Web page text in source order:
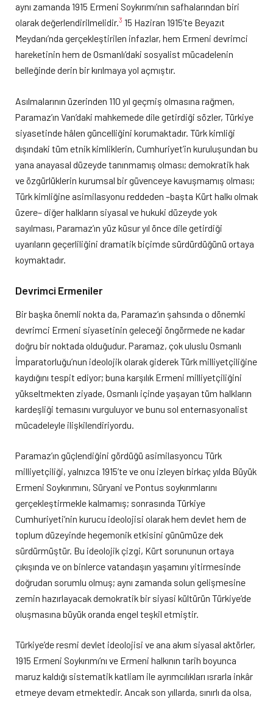
aynı zamanda 1915 Ermeni Soykırımı’nın safhalarından biri
olarak değerlendirilmelidir.3 15 Haziran 1915’te Beyazıt
Meydanı’nda gerçekleştirilen infazlar, hem Ermeni devrimci
hareketinin hem de Osmanlı’daki sosyalist mücadelenin
belleğinde derin bir kırılmaya yol açmıştır.
Asılmalarının üzerinden 110 yıl geçmiş olmasına rağmen,
Paramaz’ın Van’daki mahkemede dile getirdiği sözler, Türkiye
siyasetinde hâlen güncelliğini korumaktadır. Türk kimliği
dışındaki tüm etnik kimliklerin, Cumhuriyet’in kuruluşundan bu
yana anayasal düzeyde tanınmamış olması; demokratik hak
ve özgürlüklerin kurumsal bir güvenceye kavuşmamış olması;
Türk kimliğine asimilasyonu reddeden –başta Kürt halkı olmak
üzere– diğer halkların siyasal ve hukuki düzeyde yok
sayılması, Paramaz’ın yüz küsur yıl önce dile getirdiği
uyarıların geçerliliğini dramatik biçimde sürdürdüğünü ortaya
koymaktadır.
Devrimci Ermeniler
Bir başka önemli nokta da, Paramaz’ın şahsında o dönemki
devrimci Ermeni siyasetinin geleceği öngörmede ne kadar
doğru bir noktada olduğudur. Paramaz, çok uluslu Osmanlı
İmparatorluğu’nun ideolojik olarak giderek Türk milliyetçiliğine
kaydığını tespit ediyor; buna karşılık Ermeni milliyetçiliğini
yükseltmekten ziyade, Osmanlı içinde yaşayan tüm halkların
kardeşliği temasını vurguluyor ve bunu sol enternasyonalist
mücadeleyle ilişkilendiriyordu.
Paramaz’ın güçlendiğini gördüğü asimilasyoncu Türk
milliyetçiliği, yalnızca 1915’te ve onu izleyen birkaç yılda Büyük
Ermeni Soykırımını, Süryani ve Pontus soykırımlarını
gerçekleştirmekle kalmamış; sonrasında Türkiye
Cumhuriyeti’nin kurucu ideolojisi olarak hem devlet hem de
toplum düzeyinde hegemonik etkisini günümüze dek
sürdürmüştür. Bu ideolojik çizgi, Kürt sorununun ortaya
çıkışında ve on binlerce vatandaşın yaşamını yitirmesinde
doğrudan sorumlu olmuş; aynı zamanda solun gelişmesine
zemin hazırlayacak demokratik bir siyasi kültürün Türkiye’de
oluşmasına büyük oranda engel teşkil etmiştir.
Türkiye’de resmi devlet ideolojisi ve ana akım siyasal aktörler,
1915 Ermeni Soykırımı’nı ve Ermeni halkının tarih boyunca
maruz kaldığı sistematik katliam ile ayrımcılıkları ısrarla inkâr
etmeye devam etmektedir. Ancak son yıllarda, sınırlı da olsa,